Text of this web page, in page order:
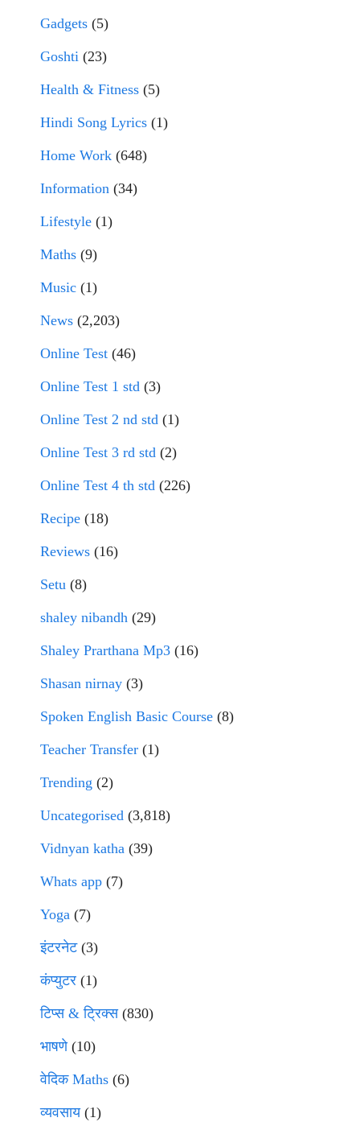
Gadgets (5)
Goshti (23)
Health & Fitness (5)
Hindi Song Lyrics (1)
Home Work (648)
Information (34)
Lifestyle (1)
Maths (9)
Music (1)
News (2,203)
Online Test (46)
Online Test 1 std (3)
Online Test 2 nd std (1)
Online Test 3 rd std (2)
Online Test 4 th std (226)
Recipe (18)
Reviews (16)
Setu (8)
shaley nibandh (29)
Shaley Prarthana Mp3 (16)
Shasan nirnay (3)
Spoken English Basic Course (8)
Teacher Transfer (1)
Trending (2)
Uncategorised (3,818)
Vidnyan katha (39)
Whats app (7)
Yoga (7)
इंटरनेट(3)
कंप्युटर (1)
टिप्स & ट्रिक्स(830)
भाषणे(10)
वेदिक Maths (6)
व्यवसाय(1)